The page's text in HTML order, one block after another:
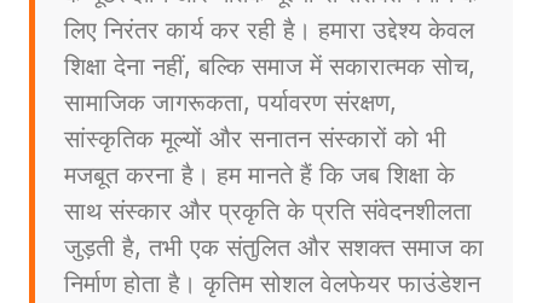
लिए निरंतर कार्य कर रही है। हमारा उद्देश्य केवल
शिक्षा देना नहीं, बल्कि समाज में सकारात्मक सोच,
सामाजिक जागरूकता, पर्यावरण संरक्षण,
सांस्कृतिक मूल्यों और सनातन संस्कारों को भी
मजबूत करना है। हम मानते हैं कि जब शिक्षा के
साथ संस्कार और प्रकृति के प्रति संवेदनशीलता
जुड़ती है, तभी एक संतुलित और सशक्त समाज का
निर्माण होता है। कृतिम सोशल वेलफेयर फाउंडेशन